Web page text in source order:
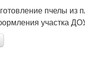
пчелы из
участка